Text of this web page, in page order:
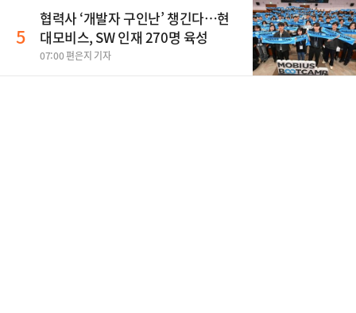
5
협력사 ‘개발자 구인난’ 챙긴다…현
대모비스, SW 인재 270명 육성
07:00 편은지 기자